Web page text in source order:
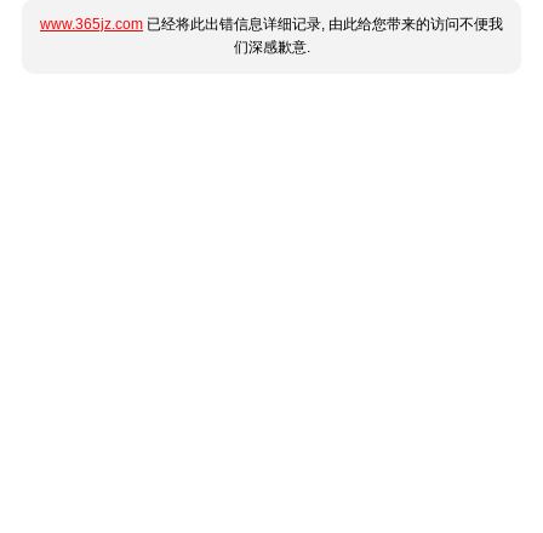
www.365jz.com 已经将此出错信息详细记录, 由此给您带来的访问不便我
们深感歉意.